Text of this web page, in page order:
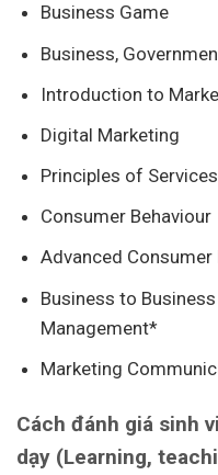
Business Game
Business,
Introduction to
Digital Marketing
Principles of
Consumer Behaviour
Advanced Consumer
Business to
Management*
Marketing
Cách đánh giá sinh
dạy (Learning,